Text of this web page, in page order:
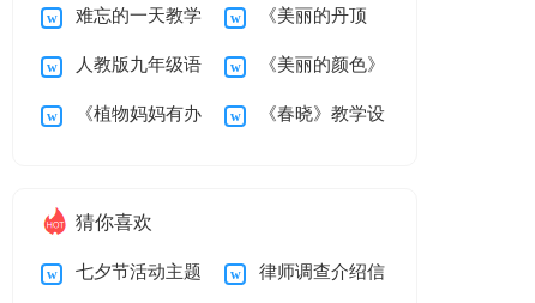
计
教学设计15篇 感
难忘的一天教学
设计
《美丽的丹顶
鹤》教学设计
人教版九年级语
文上册《雨说》教学
《美丽的颜色》
教学设计
《植物妈妈有办 《春晓》教学设
猜你喜欢
七夕节活动主题 律师调查介绍信